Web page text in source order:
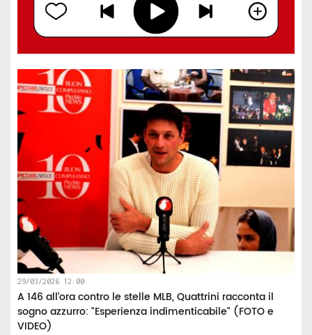
29/03/2026 12:00
A 146 all’ora contro le stelle MLB, Quattrini racconta il
sogno azzurro: "Esperienza indimenticabile" (FOTO e
VIDEO)